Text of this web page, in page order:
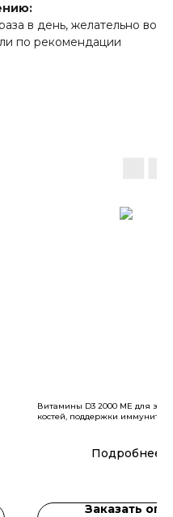
в день, желательно во
по рекомендации
Витамины D3 2000 МЕ для
костей, поддержки
Подробнее
Заказать опт